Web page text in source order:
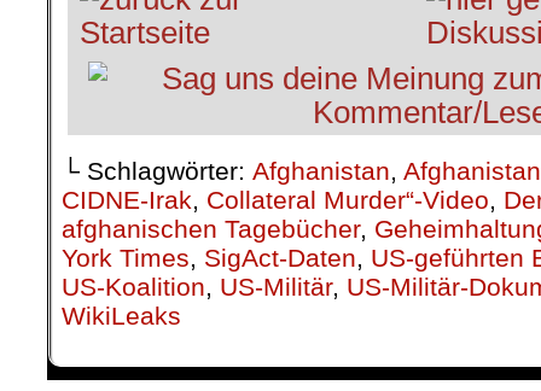
└ Schlagwörter: Afghanistan,
CIDNE-Irak, Collateral Murder“-Video,
afghanischen Tagebücher,
York Times, SigAct-Daten, US-geführten
US-Koalition, US-Militär, US-Militär-
WikiLeaks